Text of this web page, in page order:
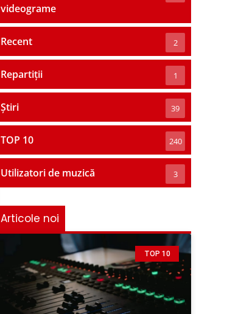
videograme
Recent 2
Repartiții 1
Știri 39
TOP 10 240
Utilizatori de muzică 3
Articole noi
TOP 10